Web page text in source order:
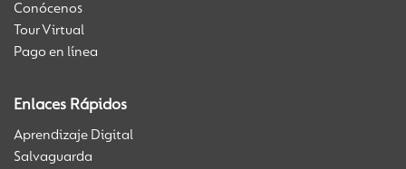
Conócenos
Tour Virtual
Pago en línea
Enlaces Rápidos
Aprendizaje Digital
Salvaguarda